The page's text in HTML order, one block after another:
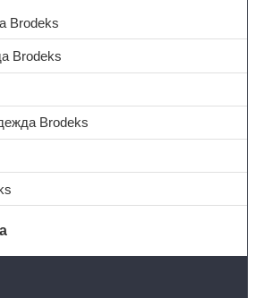
Brodeks
Brodeks
Brodeks